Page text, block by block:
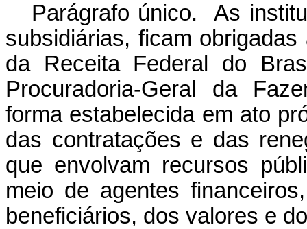
Parágrafo único. As
subsidiárias, ficam
da Receita Federal do
Procuradoria-Geral da
forma estabelecida em ato
das contratações e das
que envolvam recursos
meio de agentes
beneficiários, dos valores e